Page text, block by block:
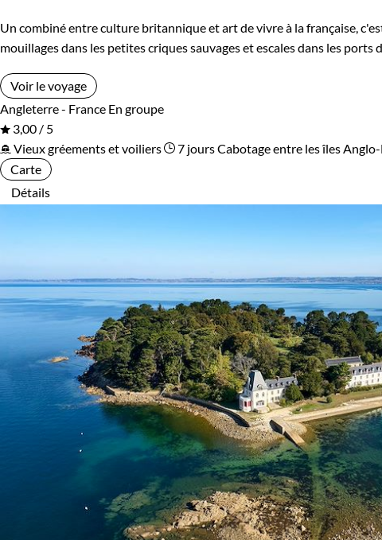
Un combiné entre culture britannique et art de vivre à la française,
mouillages dans les petites criques sauvages et escales dans les ports
Voir le voyage
Angleterre - France En groupe
3,00 / 5
Vieux gréements et voiliers
7 joursCabotage entre les îles
Carte
Détails